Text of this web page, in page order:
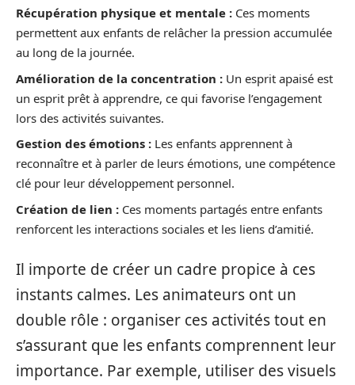
Récupération physique et mentale : Ces moments
permettent aux enfants de relâcher la pression accumulée
au long de la journée.
Amélioration de la concentration : Un esprit apaisé est
un esprit prêt à apprendre, ce qui favorise l’engagement
lors des activités suivantes.
Gestion des émotions : Les enfants apprennent à
reconnaître et à parler de leurs émotions, une compétence
clé pour leur développement personnel.
Création de lien : Ces moments partagés entre enfants
renforcent les interactions sociales et les liens d’amitié.
Il importe de créer un cadre propice à ces
instants calmes. Les animateurs ont un
double rôle : organiser ces activités tout en
s’assurant que les enfants comprennent leur
importance. Par exemple, utiliser des visuels